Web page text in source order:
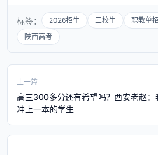
标签： 2026招生 三校生 职教单招
陕西高考
上一篇
高三300多分还有希望吗？西安老赵
冲上一本的学生